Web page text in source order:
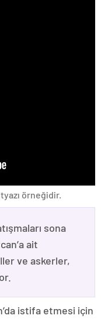
örneğidir.
sona
ait
ve askerler,
istifa etmesi için